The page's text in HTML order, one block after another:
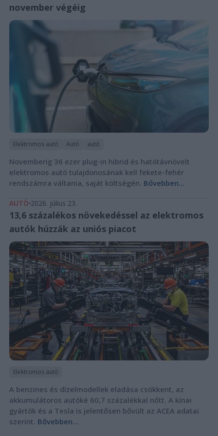
november végéig
Elektromos autó Autó autó
Novemberig 36 ezer plug-in hibrid és hatótávnövelt
elektromos autó tulajdonosának kell fekete-fehér
rendszámra váltania, saját költségén. Bővebben...
AUTÓ 2026. július 23.
13,6 százalékos növekedéssel az elektromos
autók húzzák az uniós piacot
Elektromos autó
A benzines és dízelmodellek eladása csökkent, az
akkumulátoros autóké 60,7 százalékkal nőtt. A kínai
gyártók és a Tesla is jelentősen bővült az ACEA adatai
szerint. Bővebben...